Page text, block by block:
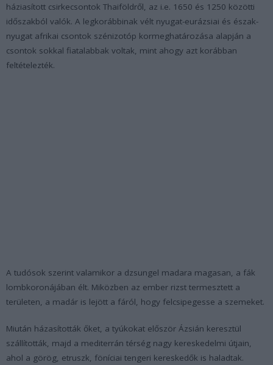
háziasított csirkecsontok Thaiföldről, az i.e. 1650 és 1250 közötti
időszakból valók. A legkorábbinak vélt nyugat-eurázsiai és észak-
nyugat afrikai csontok szénizotóp kormeghatározása alapján a
csontok sokkal fiatalabbak voltak, mint ahogy azt korábban
feltételezték.
A tudósok szerint valamikor a dzsungel madara magasan, a fák
lombkoronájában élt. Miközben az ember rizst termesztett a
területen, a madár is lejött a fáról, hogy felcsipegesse a szemeket.
Miután házasították őket, a tyúkokat először Ázsián keresztül
szállították, majd a mediterrán térség nagy kereskedelmi útjain,
ahol a görög, etruszk, föníciai tengeri kereskedők is haladtak.